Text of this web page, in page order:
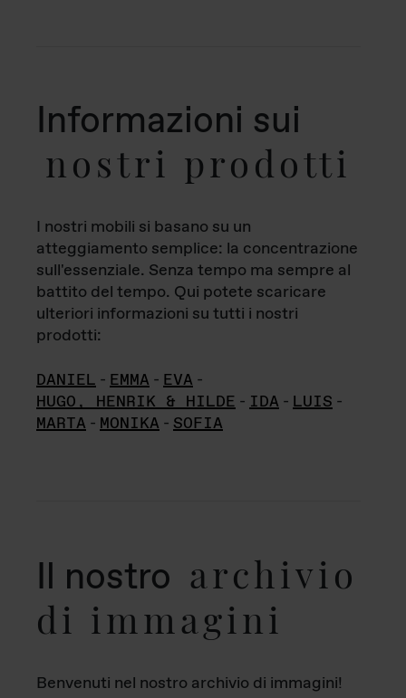
Informazioni sui
nostri prodotti
I nostri mobili si basano su un
atteggiamento semplice: la concentrazione
sull'essenziale. Senza tempo ma sempre al
battito del tempo. Qui potete scaricare
ulteriori informazioni su tutti i nostri
prodotti:
DANIEL - EMMA - EVA -
HUGO, HENRIK & HILDE - IDA - LUIS -
MARTA - MONIKA - SOFIA
Il nostro archivio
di immagini
Benvenuti nel nostro archivio di immagini!